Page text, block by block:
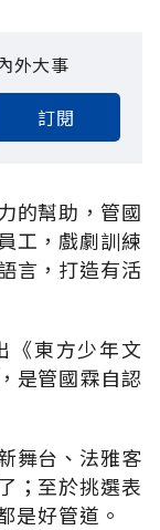
外大事
訂閱
的幫助，管國
工，戲劇訓練
言，打造有活
《東方少年文
是管國霖自認
舞台、法雅客
；至於挑選表
是好管道。